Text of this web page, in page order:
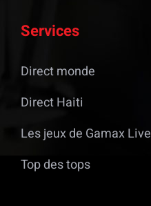
Services
Direct monde
Direct Haiti
Les jeux de Gamax Live
Top des tops